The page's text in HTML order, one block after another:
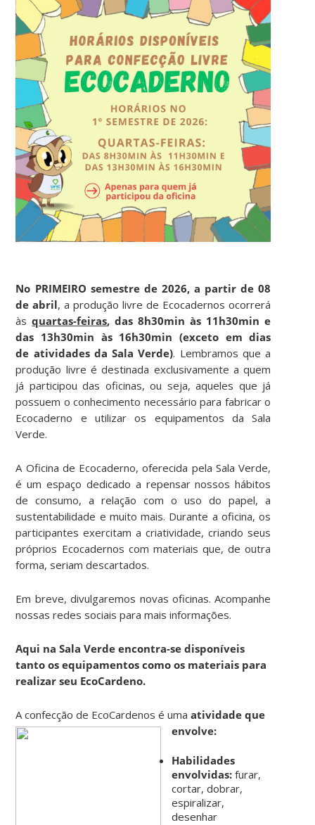
No PRIMEIRO semestre de 2026, a partir de 08
de abril, a produção livre de Ecocadernos ocorrerá
àsquartas-feiras, das 8h30min às 11h30min e
das 13h30min às 16h30min (exceto em dias
de atividades da Sala Verde). Lembramos que a
produção livre é destinada exclusivamente a quem
já participou das oficinas, ou seja, aqueles que já
possuem o conhecimento necessário para fabricar o
Ecocaderno e utilizar os equipamentos da Sala
Verde.
A Oficina de Ecocaderno, oferecida pela Sala Verde,
é um espaço dedicado a repensar nossos hábitos
de consumo, a relação com o uso do papel, a
sustentabilidade e muito mais. Durante a oficina, os
participantes exercitam a criatividade, criando seus
próprios Ecocadernos com materiais que, de outra
forma, seriam descartados.
Em breve, divulgaremos novas oficinas. Acompanhe
nossas redes sociais para mais informações.
Aqui na Sala Verde encontra-se disponíveis
tanto os equipamentos como os materiais para
realizar seu EcoCardeno.
A confecção de EcoCardenos é umaatividade que
envolve:
Habilidades
envolvidas: furar,
cortar, dobrar,
espiralizar,
desenhar